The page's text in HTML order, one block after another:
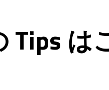
Tips は